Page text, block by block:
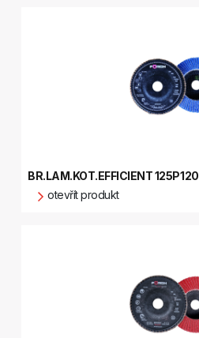
BR.LAM.KOT.EFFICIENT 125P120
otevřít produkt